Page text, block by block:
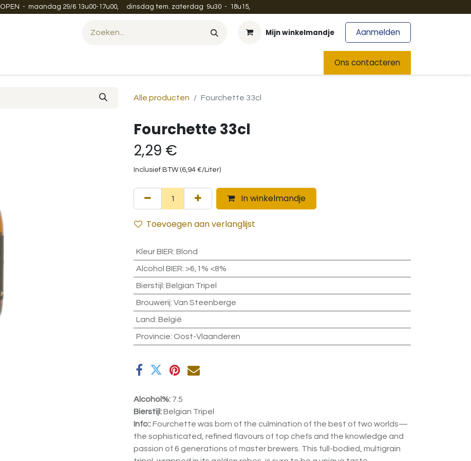
OPEN - maandag 29/6 13u00-17u00, dinsdag tem. zaterdag 9u30 - 18u15,
Mijn winkelmandje Aanmelden
Ons contacteren
Alle producten Fourchette 33cl
Fourchette 33cl
2,29 €
Inclusief BTW (6,94 €/Liter)
In winkelmandje
Toevoegen aan verlanglijst
Kleur BIER: Blond
Alcohol BIER: >6,1% <8%
Bierstijl : Belgian Tripel
Brouwerij: Van Steenberge
Land: België
Provincie: Oost-Vlaanderen
Alcohol%: 7.5
Bierstijl:Belgian Tripel
Info::Fourchette was born of the culmination of the best of two worlds—
the sophisticated, refined flavours of top chefs and the knowledge and
passion of 6 generations of master brewers. This full-bodied, multigrain